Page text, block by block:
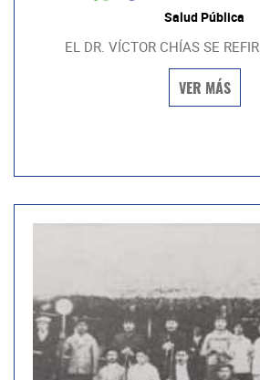
Salud Pública
EL DR. VÍCTOR CHÍAS SE
VER MÁS